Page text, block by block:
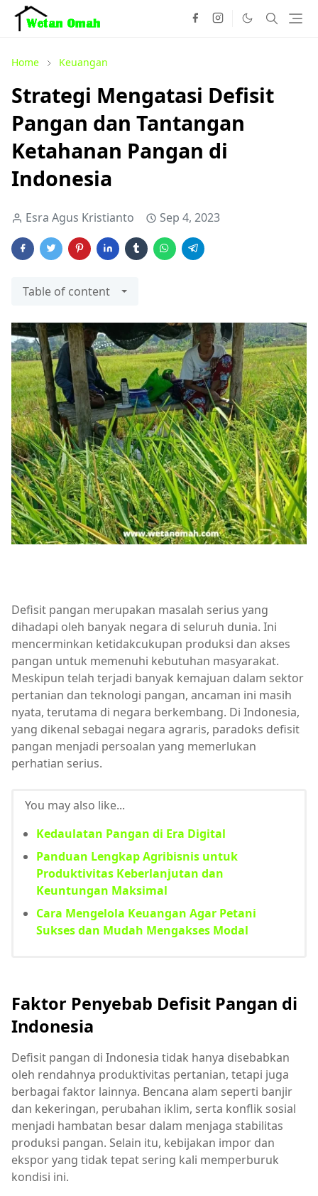
Home Keuangan
Strategi Mengatasi Defisit
Pangan dan Tantangan
Ketahanan Pangan di
Indonesia
Esra Agus Kristianto Sep 4, 2023
Table of content
Defisit pangan merupakan masalah serius yang
dihadapi oleh banyak negara di seluruh dunia. Ini
mencerminkan ketidakcukupan produksi dan akses
pangan untuk memenuhi kebutuhan masyarakat.
Meskipun telah terjadi banyak kemajuan dalam sektor
pertanian dan teknologi pangan, ancaman ini masih
nyata, terutama di negara berkembang. Di Indonesia,
yang dikenal sebagai negara agraris, paradoks defisit
pangan menjadi persoalan yang memerlukan
perhatian serius.
You may also like...
Kedaulatan Pangan di Era Digital
Panduan Lengkap Agribisnis untuk
Produktivitas Keberlanjutan dan
Keuntungan Maksimal
Cara Mengelola Keuangan Agar Petani
Sukses dan Mudah Mengakses Modal
Faktor Penyebab Defisit Pangan di
Indonesia
Defisit pangan di Indonesia tidak hanya disebabkan
oleh rendahnya produktivitas pertanian, tetapi juga
berbagai faktor lainnya. Bencana alam seperti banjir
dan kekeringan, perubahan iklim, serta konflik sosial
menjadi hambatan besar dalam menjaga stabilitas
produksi pangan. Selain itu, kebijakan impor dan
ekspor yang tidak tepat sering kali memperburuk
kondisi ini.